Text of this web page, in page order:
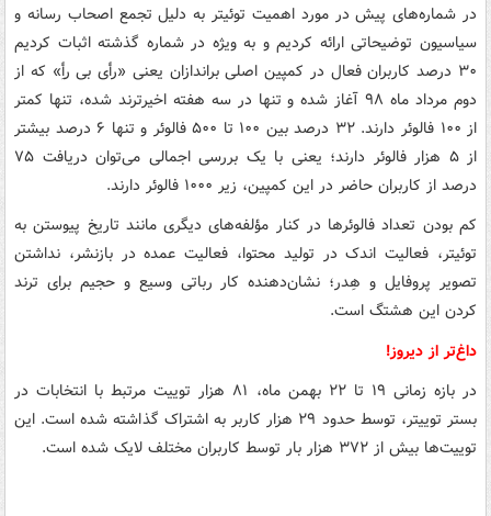
در شماره‌های پیش در مورد اهمیت توئیتر به دلیل تجمع اصحاب رسانه و
سیاسیون توضیحاتی ارائه کردیم و به ویژه در شماره گذشته اثبات کردیم
۳۰ درصد کاربران فعال در کمپین اصلی براندازان یعنی «رأی بی رأِ» که از
دوم مرداد ماه ۹۸ آغاز شده و تنها در سه هفته اخیرترند شده، تنها کمتر
از ۱۰۰ فالوئر دارند. ۳۲ درصد بین ۱۰۰ تا ۵۰۰ فالوئر و تنها ۶ درصد بیشتر
از ۵ هزار فالوئر دارند؛ یعنی با یک بررسی اجمالی می‌توان دریافت ۷۵
درصد از کاربران حاضر در این کمپین، زیر ۱۰۰۰ فالوئر دارند.
کم بودن تعداد فالوئرها در کنار مؤلفه‌های دیگری مانند تاریخ پیوستن به
توئیتر، فعالیت اندک در تولید محتوا، فعالیت عمده در بازنشر، نداشتن
تصویر پروفایل و هِدر؛ نشان‌دهنده کار رباتی وسیع و حجیم برای ترند
کردن این هشتگ است.
داغ‌تر از دیروز!
در بازه زمانی ۱۹ تا ۲۲ بهمن ماه، ۸۱ هزار توییت مرتبط با انتخابات در
بستر توییتر، توسط حدود ۲۹ هزار کاربر به اشتراک گذاشته شده است. این
توییت‌ها بیش از ۳۷۲ هزار بار توسط کاربران مختلف لایک شده است.